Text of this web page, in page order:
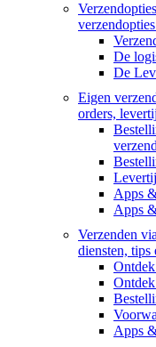
De
De
Eigen
orders,
Apps
Apps
Verzenden
diensten, tips
Apps